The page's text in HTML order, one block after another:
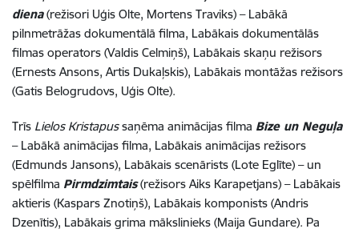
diena(režisori Uģis Olte, Mortens Traviks) – Labākā
pilnmetrāžas dokumentālā filma, Labākais dokumentālās
filmas operators (Valdis Celmiņš), Labākais skaņu režisors
(Ernests Ansons, Artis Dukaļskis), Labākais montāžas režisors
(Gatis Belogrudovs, Uģis Olte).
Trīs Lielos Kristapussaņēma animācijas filma Bize un Neguļa
– Labākā animācijas filma, Labākais animācijas režisors
(Edmunds Jansons), Labākais scenārists (Lote Eglīte) – un
spēlfilma Pirmdzimtais(režisors Aiks Karapetjans) – Labākais
aktieris (Kaspars Znotiņš), Labākais komponists (Andris
Dzenītis), Labākais grima mākslinieks (Maija Gundare). Pa